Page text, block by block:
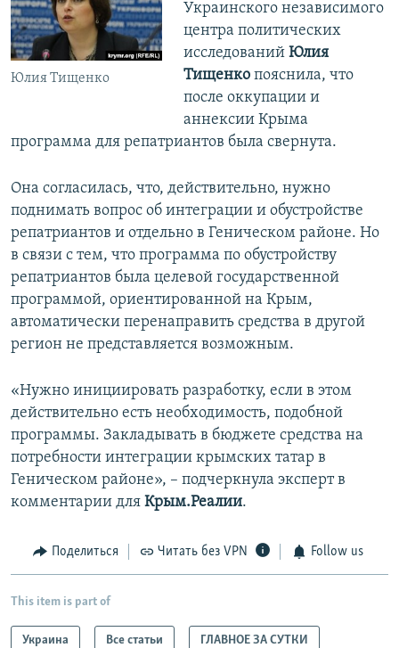
Юлия Тищенко
Украинского независимого
центра политических
исследований Юлия
Тищенкопояснила, что
после оккупации и
аннексии Крыма
программа для репатриантов была свернута.
Она согласилась, что, действительно, нужно
поднимать вопрос об интеграции и обустройстве
репатриантов и отдельно в Геническом районе. Но
в связи с тем, что программа по обустройству
репатриантов была целевой государственной
программой, ориентированной на Крым,
автоматически перенаправить средства в другой
регион не представляется возможным.
«Нужно инициировать разработку, если в этом
действительно есть необходимость, подобной
программы. Закладывать в бюджете средства на
потребности интеграции крымских татар в
Геническом районе», – подчеркнула эксперт в
комментарии для Крым.Реалии.
Поделиться Читать без VPN Follow us
This item is part of
Украина Все статьи ГЛАВНОЕ ЗА СУТКИ